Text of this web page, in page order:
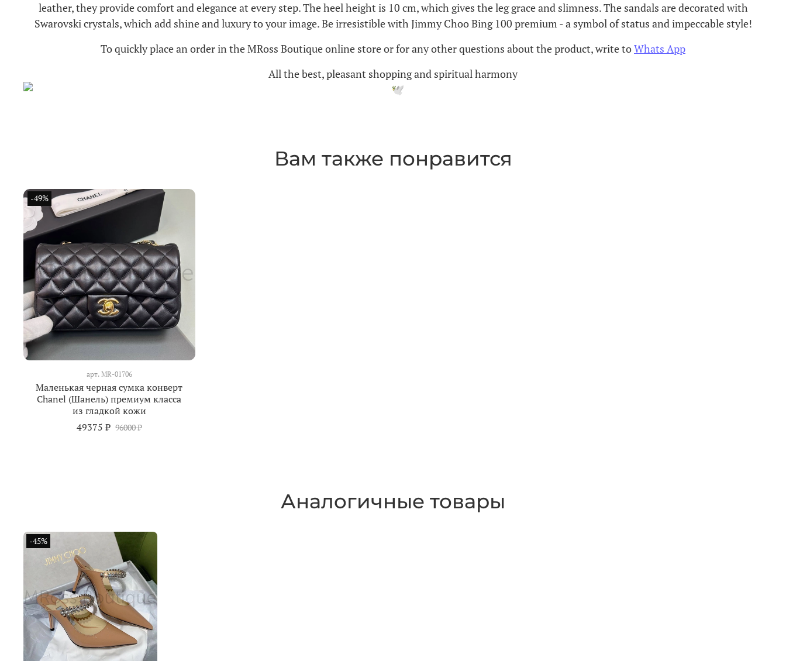
leather, they provide comfort and elegance at every step. The heel height is 10 cm, which gives the leg grace and slimness. The sandals are decorated with
Swarovski crystals, which add shine and luxury to your image. Be irresistible with Jimmy Choo Bing 100 premium - a symbol of status and impeccable style!
To quickly place an order in the MRoss Boutique online store or for any other questions about the product, write toWhats App
All the best, pleasant shopping and spiritual harmony
Вам также понравится
-49%
арт. MR-01706
Маленькая черная сумка конверт
Chanel (Шанель) премиум класса
из гладкой кожи
49375 ₽ 96000 ₽
Аналогичные товары
-45%